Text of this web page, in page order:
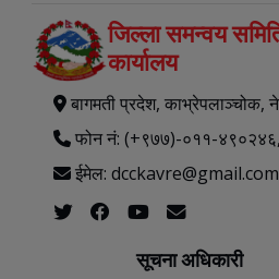
जिल्ला समन्वय
कार्यालय
बागमती प्रदेश, काभ्रेपलाञ्‍चोक,
फोन नं: (+९७७)-०११-
ईमेल: dcckavre@gmail.com
सूचना अधिकारी